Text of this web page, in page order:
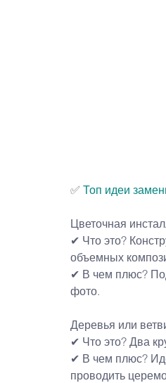
✅ Топ идеи
Цветочная
✔ Что это?
объемных
✔ В чем плюс?
фото.
Деревья или
✔ Что это? Два
✔ В чем плюс?
проводить